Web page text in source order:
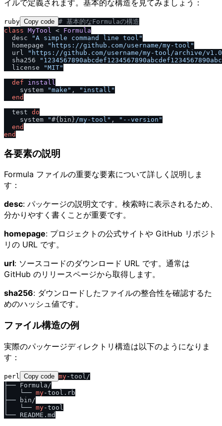
イルで定義されます。基本的な構造を見てみましょう：
ruby Copy code # 基本的なFormulaの構造
class MyTool < Formula
  desc
"A simple command line tool"
  homepage
"https: //github.com/username/my-tool"
  url
"https: //github.com/username/my-tool/archive/
  sha256
  license
"MIT"
def
install
    system
"make" ,
"install"
end
  test
do
    system
"#{bin}/my-tool" ,
"--version"
end
end
各要素の説明
Formula ファイルの重要な要素について詳しく説明しま
す：
desc: パッケージの説明文です。検索時に表示されるため、
分かりやすく書くことが重要です。
homepage: プロジェクトの公式サイトや GitHub リポジト
リの URL です。
url: ソースコードのダウンロード URL です。通常は
GitHub のリリースページから取得します。
sha256: ダウンロードしたファイルの整合性を確認するた
めのハッシュ値です。
ファイル構造の例
実際のパッケージディレクトリ構造は以下のようになりま
す：
perl Copy code my-tool/
├── Formula/
│   └── my-tool.rb
├── bin/
│   └── my-tool